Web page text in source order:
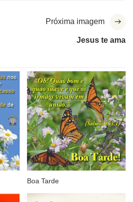
Próxima imagem
Jesus te ama
Boa Tarde